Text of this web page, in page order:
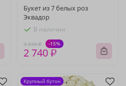
Букет из 7 белых роз
Эквадор
В наличии
3 220 ₽ -15%
2 740 ₽
Крупный бутон